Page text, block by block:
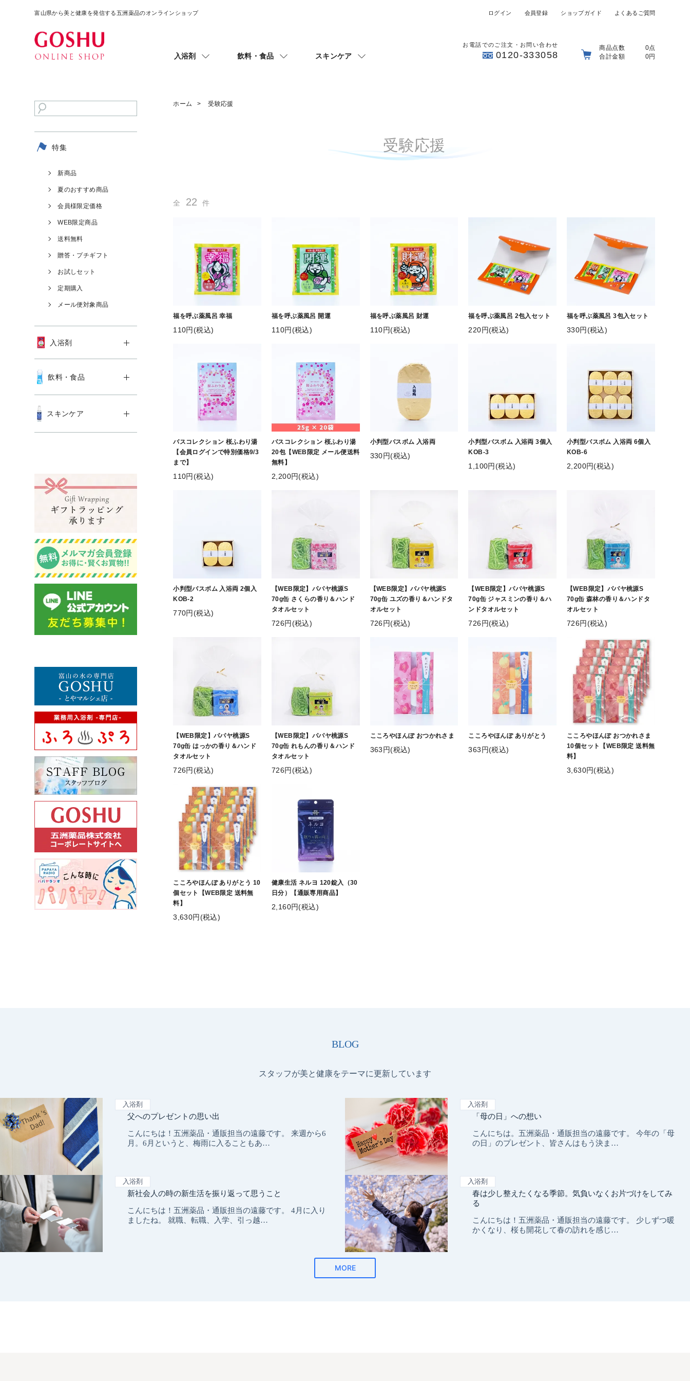
富山県から美と健康を発信する五洲薬品のオンラインショップ ログイン 会員登録 ショップガイド よくあるご質問
入浴剤 飲料・食品 スキンケア
お電話でのご注文・お問い合わせ
0120-333058
商品点数
0点
合計金額
0円
ホーム 受験応援
受験応援
全 22 件
福を呼ぶ薬風呂 幸福
110円(税込)
福を呼ぶ薬風呂 開運
110円(税込)
福を呼ぶ薬風呂 財運
110円(税込)
福を呼ぶ薬風呂 2包入セット
220円(税込)
福を呼ぶ薬風呂 3包入セット
330円(税込)
バスコレクション 桜ふわり湯
【会員ログインで特別価格9/3
まで】
110円(税込)
バスコレクション 桜ふわり湯
20包【WEB限定 メール便送料
無料】
2,200円(税込)
小判型バスボム 入浴両
330円(税込)
小判型バスボム 入浴両 3個入
KOB-3
1,100円(税込)
小判型バスボム 入浴両 6個入
KOB-6
2,200円(税込)
小判型バスボム 入浴両 2個入
KOB-2
770円(税込)
【WEB限定】パパヤ桃源S
70g缶 さくらの香り＆ハンド
タオルセット
726円(税込)
【WEB限定】パパヤ桃源S
70g缶 ユズの香り＆ハンドタ
オルセット
726円(税込)
【WEB限定】パパヤ桃源S
70g缶 ジャスミンの香り＆ハ
ンドタオルセット
726円(税込)
【WEB限定】パパヤ桃源S
70g缶 森林の香り＆ハンドタ
オルセット
726円(税込)
【WEB限定】パパヤ桃源S
70g缶 はっかの香り＆ハンド
タオルセット
726円(税込)
【WEB限定】パパヤ桃源S
70g缶 れもんの香り＆ハンド
タオルセット
726円(税込)
こころやほんぽ おつかれさま
363円(税込)
こころやほんぽ ありがとう
363円(税込)
こころやほんぽ おつかれさま
10個セット【WEB限定 送料無
料】
3,630円(税込)
こころやほんぽ ありがとう 10
個セット【WEB限定 送料無
料】
3,630円(税込)
健康生活 ネルヨ 120錠入（30
日分）【通販専用商品】
2,160円(税込)
特集
新商品
夏のおすすめ商品
会員様限定価格
WEB限定商品
送料無料
贈答・プチギフト
お試しセット
定期購入
メール便対象商品
入浴剤
飲料・食品
スキンケア